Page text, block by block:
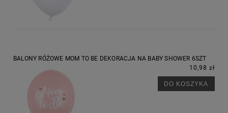
BALONY RÓŻOWE MOM TO BE DEKORACJA NA BABY SHOWER 6SZT
10,98 zł
DO KOSZYKA